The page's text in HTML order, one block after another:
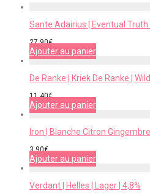
Sante Adairius | Eventual Truth
27,90€
Ajouter au panier
De Ranke | Kriek De Ranke |
11,40€
Ajouter au panier
Iron | Blanche Citron
3,90€
Ajouter au panier
Verdant | Helles | Lager | 4,8%